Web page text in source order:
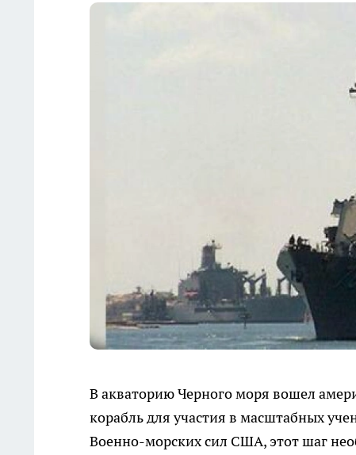
В акваторию Черного моря вошел
корабль для участия в масштабных
Военно-морских сил США, этот шаг